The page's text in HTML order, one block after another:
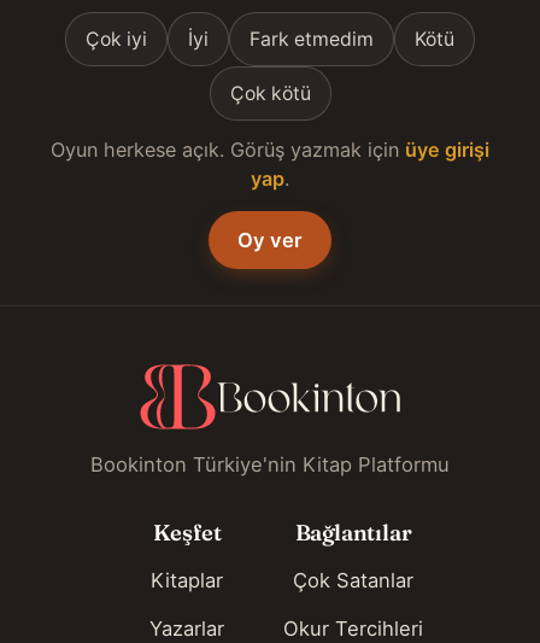
Çok iyi İyi Fark etmedim Kötü
Çok kötü
Oyun herkese açık. Görüş yazmak için üye girişi
yap.
Oy ver
Bookinton Türkiye'nin Kitap Platformu
Keşfet
Kitaplar
Yazarlar
Bağlantılar
Çok Satanlar
Okur Tercihleri